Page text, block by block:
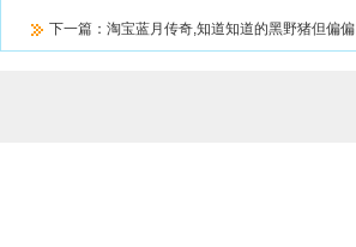
下一篇： 淘宝蓝月传奇,知道知道的黑野猪但偏偏